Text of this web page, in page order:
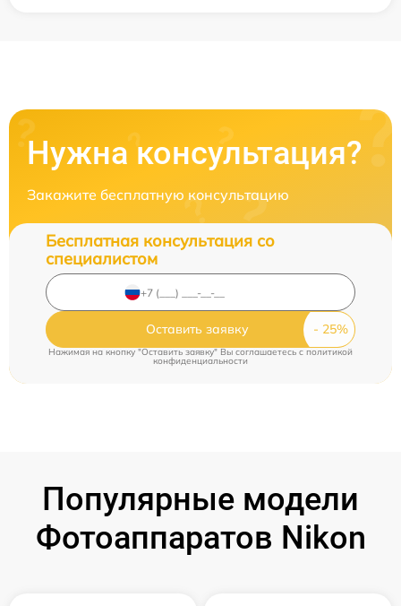
Нужна консультация?
Закажите бесплатную консультацию
Бесплатная консультация со
специалистом
Оставить заявку
Нажимая на кнопку "Оставить заявку" Вы соглашаетесь cполитикой
конфиденциальности
Популярные модели
Фотоаппаратов Nikon